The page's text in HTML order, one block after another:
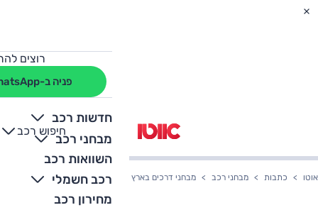
רוצים
פניה ב-WhatsApp
חדשות רכב
מבחני רכב
השוואות רכב
רכב חשמלי
מחירון רכב
חיפוש רכב
+
-
אוטו כתבות מבחני רכב מבחני דרכים בארץ ב.מ.וו i4 - מבחן דרכים (השקה עולמית)